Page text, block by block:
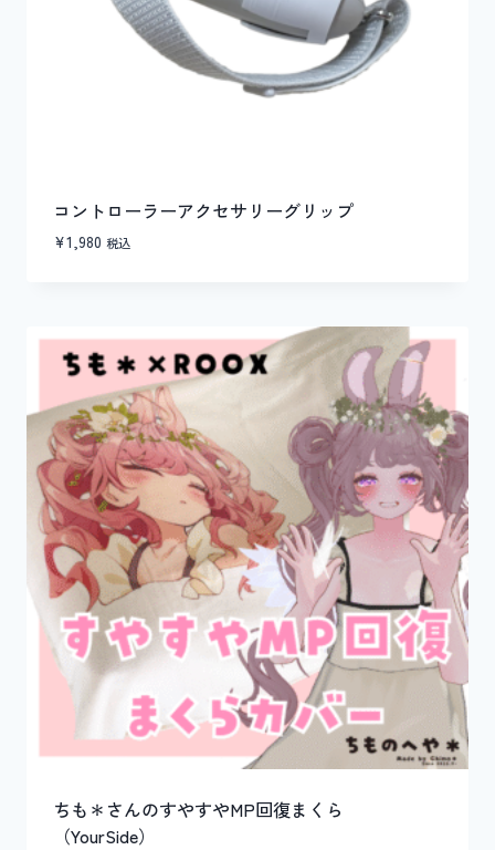
コントローラーアクセサリーグリップ
¥1,980 税込
ちも＊さんのすやすやMP回復まくら
（YourSide）